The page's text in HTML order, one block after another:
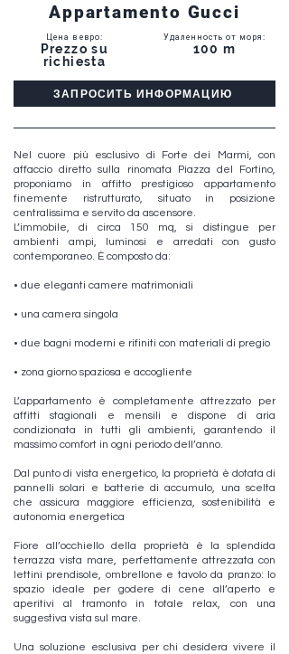
Appartamento Gucci
Цена в евро:
Prezzo su
richiesta
Удаленность от моря :
100 m
ЗАПРОСИТЬ ИНФОРМАЦИЮ
Nel cuore più esclusivo di Forte dei Marmi, con
affaccio diretto sulla rinomata Piazza del Fortino,
proponiamo in affitto prestigioso appartamento
finemente ristrutturato, situato in posizione
centralissima e servito da ascensore.
L’immobile, di circa 150 mq, si distingue per
ambienti ampi, luminosi e arredati con gusto
contemporaneo. È composto da:
• due eleganti camere matrimoniali
• una camera singola
• due bagni moderni e rifiniti con materiali di pregio
• zona giorno spaziosa e accogliente
L’appartamento è completamente attrezzato per
affitti stagionali e mensili e dispone di aria
condizionata in tutti gli ambienti, garantendo il
massimo comfort in ogni periodo dell’anno.
Dal punto di vista energetico, la proprietà è dotata di
pannelli solari e batterie di accumulo, una scelta
che assicura maggiore efficienza, sostenibilità e
autonomia energetica
Fiore all’occhiello della proprietà è la splendida
terrazza vista mare, perfettamente attrezzata con
lettini prendisole, ombrellone e tavolo da pranzo: lo
spazio ideale per godere di cene all’aperto e
aperitivi al tramonto in totale relax, con una
suggestiva vista sul mare.
Una soluzione esclusiva per chi desidera vivere il